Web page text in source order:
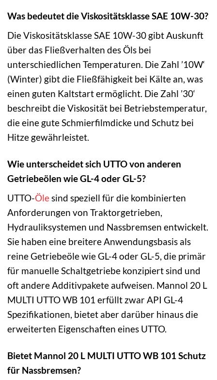
Was bedeutet die Viskositätsklasse SAE 10W-30?
Die Viskositätsklasse SAE 10W-30 gibt Auskunft
über das Fließverhalten des Öls bei
unterschiedlichen Temperaturen. Die Zahl ’10W‘
(Winter) gibt die Fließfähigkeit bei Kälte an, was
einen guten Kaltstart ermöglicht. Die Zahl ’30‘
beschreibt die Viskosität bei Betriebstemperatur,
die eine gute Schmierfilmdicke und Schutz bei
Hitze gewährleistet.
Wie unterscheidet sich UTTO von anderen
Getriebeölen wie GL-4 oder GL-5?
UTTO-Ölesind speziell für die kombinierten
Anforderungen von Traktorgetrieben,
Hydrauliksystemen und Nassbremsen entwickelt.
Sie haben eine breitere Anwendungsbasis als
reine Getriebeöle wie GL-4 oder GL-5, die primär
für manuelle Schaltgetriebe konzipiert sind und
oft andere Additivpakete aufweisen. Mannol 20 L
MULTI UTTO WB 101 erfüllt zwar API GL-4
Spezifikationen, bietet aber darüber hinaus die
erweiterten Eigenschaften eines UTTO.
Bietet Mannol 20 L MULTI UTTO WB 101 Schutz
für Nassbremsen?